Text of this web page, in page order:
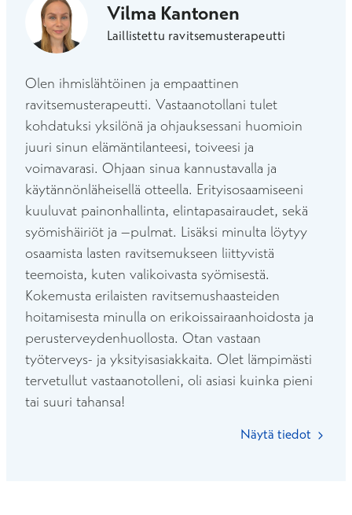
Vilma Kantonen
Laillistettu ravitsemusterapeutti
Olen ihmislähtöinen ja empaattinen
ravitsemusterapeutti. Vastaanotollani tulet
kohdatuksi yksilönä ja ohjauksessani huomioin
juuri sinun elämäntilanteesi, toiveesi ja
voimavarasi. Ohjaan sinua kannustavalla ja
käytännönläheisellä otteella. Erityisosaamiseeni
kuuluvat painonhallinta, elintapasairaudet, sekä
syömishäiriöt ja –pulmat. Lisäksi minulta löytyy
osaamista lasten ravitsemukseen liittyvistä
teemoista, kuten valikoivasta syömisestä.
Kokemusta erilaisten ravitsemushaasteiden
hoitamisesta minulla on erikoissairaanhoidosta ja
perusterveydenhuollosta. Otan vastaan
työterveys- ja yksityisasiakkaita. Olet lämpimästi
tervetullut vastaanotolleni, oli asiasi kuinka pieni
tai suuri tahansa!
Näytä tiedot